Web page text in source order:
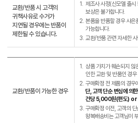
교환/반품 시 고객의
귀책사유로 수거가
지연될 경우에는 반품이
제한될 수 있습니다.
1. 제조사 사정(신모델 출
보상은 불가합니다.
2. 본품을 반품할 경우 사은
가능합니다.
3. 교환/반품 관련 자세한
교환/반품이 가능한 경우
1. 상품 가치가 훼손되지 않
인한 교환 및 반품인 경우
2. 구매확정 전 제품의 경우
단, 고객 단순 변심에 의
건당 5,000원(편도)
3. 구매확정 이전, 고객의
왕복배송비는 고객님이